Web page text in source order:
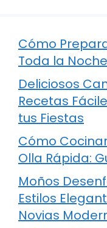
Cómo
Toda la
Deliciosos
Recetas
tus Fiestas
Cómo
Olla Rápida:
Moños
Estilos
Novias